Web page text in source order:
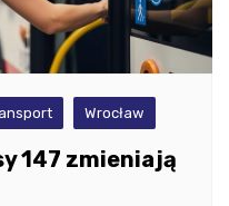
Wrocław
147 zmieniają